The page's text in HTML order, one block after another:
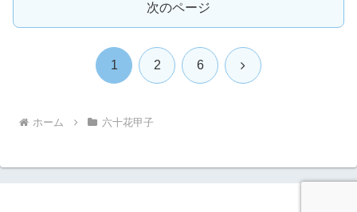
次のページ
1 2 6 次
ホーム 六十花甲子